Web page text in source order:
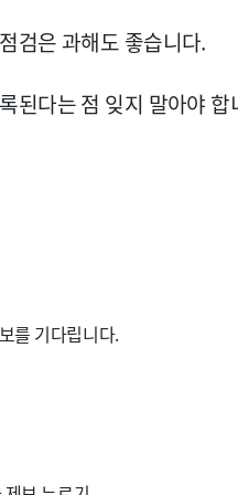
검은 과해도 좋습니다.
된다는 점 잊지 말아야 합
를 기다립니다.